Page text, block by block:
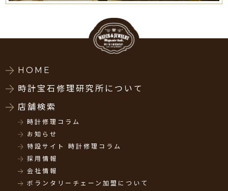
HOME
時計宝石修理研究所について
店舗検索
時計修理コラム
お知らせ
特設サイト 時計修理コラム
採用情報
会社情報
ボランタリーチェーン加盟について